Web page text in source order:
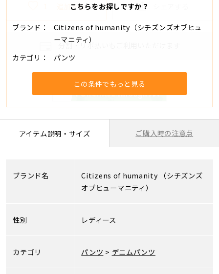
こちらをお探しですか？
ブランド
Citizens of humanity（シチズンズオブヒュ
ーマニティ）
カテゴリ
パンツ
この条件でもっと見る
追加する
分割・リボ払いもご利用いただけます
アイテム説明・サイズ ご購入時の注意点
ブランド名 Citizens of humanity（シチズンズ
オブヒューマニティ）
性別 レディース
カテゴリ パンツ > デニムパンツ